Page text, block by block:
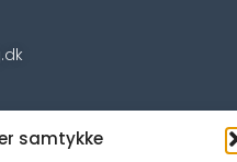
samtykke